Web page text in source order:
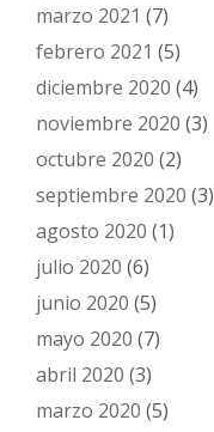
marzo 2021 (7)
febrero 2021 (5)
diciembre 2020 (4)
noviembre 2020 (3)
octubre 2020 (2)
septiembre 2020 (3)
agosto 2020 (1)
julio 2020 (6)
junio 2020 (5)
mayo 2020 (7)
abril 2020 (3)
marzo 2020 (5)